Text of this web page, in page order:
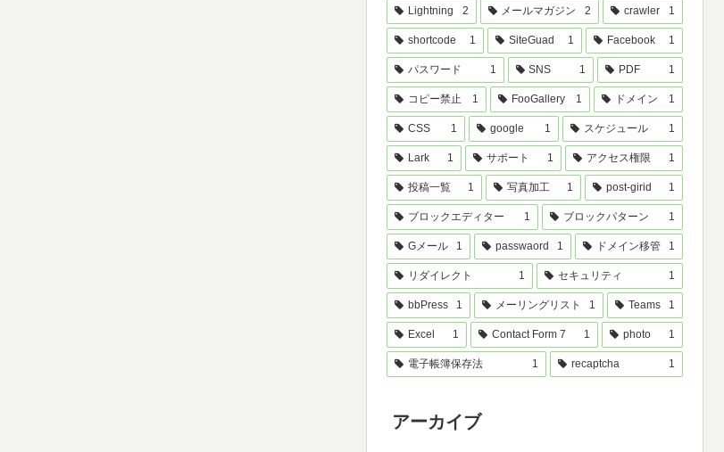
Lightning 2 メールマガジン 2 crawler 1
shortcode 1 SiteGuad 1 Facebook 1
パスワード 1 SNS 1 PDF 1
コピー禁止 1 FooGallery 1 ドメイン 1
CSS 1 google 1 スケジュール 1
Lark 1 サポート 1 アクセス権限 1
投稿一覧 1 写真加工 1 post-girid 1
ブロックエディター 1 ブロックパターン 1
Gメール 1 passwaord 1 ドメイン移管 1
リダイレクト 1 セキュリティ 1
bbPress 1 メーリングリスト 1 Teams 1
Excel 1 Contact Form 7 1 photo 1
電子帳簿保存法 1 recaptcha 1
アーカイブ